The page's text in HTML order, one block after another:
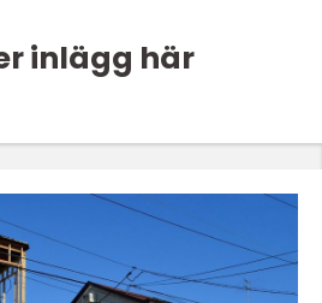
inlägg här